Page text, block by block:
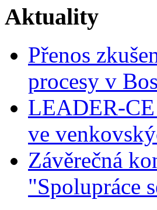
Aktuality
Přenos
procesy v
LEADER-
ve
Závěrečná
"Spolupráce